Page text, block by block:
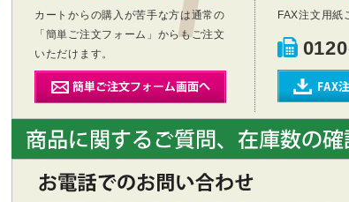
カートからの購入が苦手な方は通常の
「簡単ご注文フォーム」からもご注文
いただけます。
FAX注文用紙